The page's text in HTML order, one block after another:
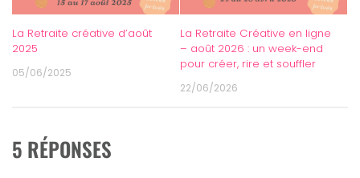
La Retraite créative d’août
2025
05/06/2025
La Retraite Créative en ligne
– août 2026 : un week-end
pour créer, rire et souffler
22/06/2026
5 RÉPONSES